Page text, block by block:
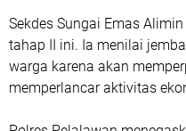
Sekdes Sungai Emas
tahap II ini. Ia menilai
warga karena akan
memperlancar aktivitas